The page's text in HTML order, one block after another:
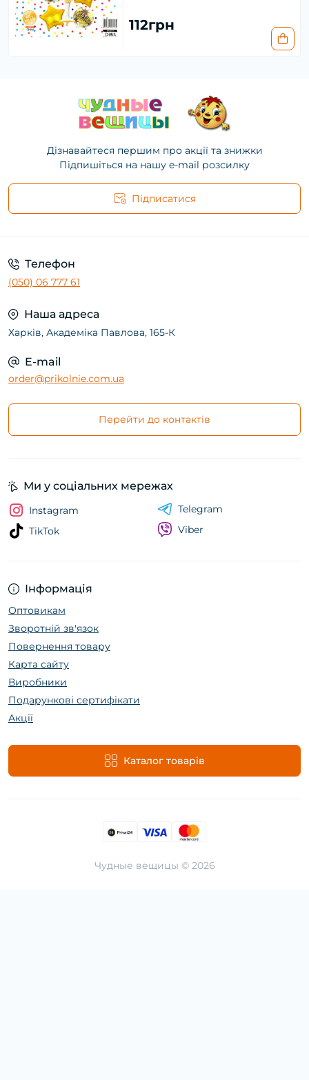
112грн
Дізнавайтеся першим про акції та знижки
Підпишіться на нашу e-mail розсилку
Підписатися
Телефон
(050) 06 777 61
Наша адреса
Харків, Академіка Павлова, 165-К
E-mail
order@prikolnie.com.ua
Перейти до контактів
Інформація
Оптовикам
Зворотній зв'язок
Повернення товару
Карта сайту
Виробники
Подарункові сертифікати
Акції
Каталог товарів
Ми у соціальних мережах
Instagram
TikTok
Telegram
Viber
Чудные вещицы © 2026